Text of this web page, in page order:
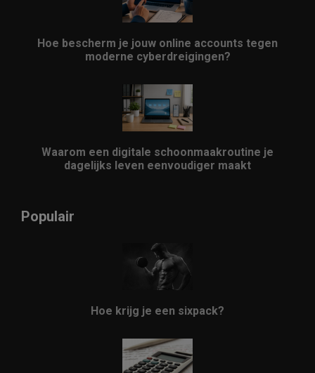
Hoe bescherm je jouw online accounts tegen
moderne cyberdreigingen?
Waarom een digitale schoonmaakroutine je
dagelijks leven eenvoudiger maakt
Populair
Hoe krijg je een sixpack?